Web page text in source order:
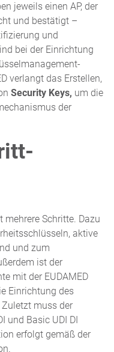
jeweils einen AP, der
und bestätigt –
und
bei der Einrichtung
verlangt das Erstellen,
Security Keys, um die
der
Schritte. Dazu
aktive
und zum
ist der
mit der EUDAMED
Einrichtung des
muss der
und Basic UDI DI
erfolgt gemäß der